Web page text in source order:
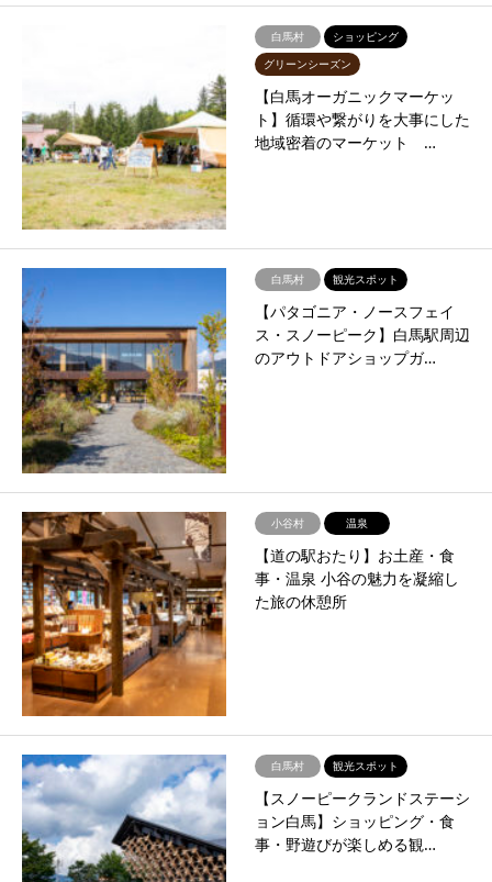
白馬村
ショッピング
グリーンシーズン
【白馬オーガニックマーケッ
ト】循環や繋がりを大事にした
地域密着のマーケット …
白馬村 観光スポット
【パタゴニア・ノースフェイ
ス・スノーピーク】白馬駅周辺
のアウトドアショップガ…
小谷村 温泉
【道の駅おたり】お土産・食
事・温泉 小谷の魅力を凝縮し
た旅の休憩所
白馬村 観光スポット
【スノーピークランドステーシ
ョン白馬】ショッピング・食
事・野遊びが楽しめる観…